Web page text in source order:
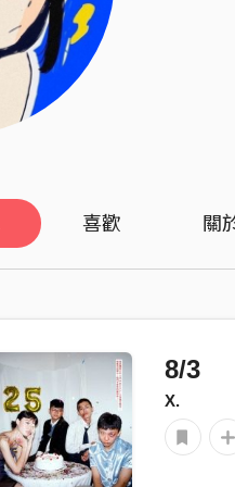
喜歡 關
8/3
X.